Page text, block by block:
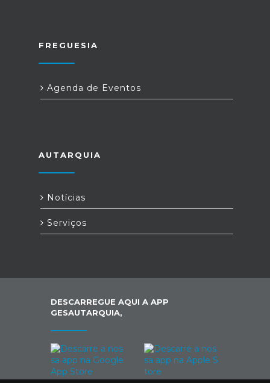
FREGUESIA
Agenda de Eventos
AUTARQUIA
Notícias
Serviços
DESCARREGUE AQUI A APP
GESAUTARQUIA,